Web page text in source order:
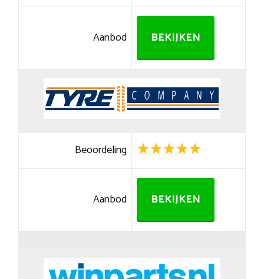
Aanbod BEKIJKEN
Beoordeling
Aanbod BEKIJKEN